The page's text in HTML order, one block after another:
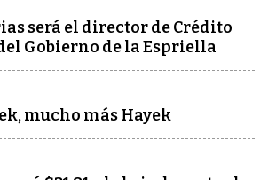
será el director de Crédito
Gobierno de la Espriella
mucho más Hayek